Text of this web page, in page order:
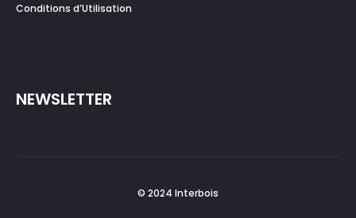
Conditions d’Utilisation
NEWSLETTER
© 2024 Interbois